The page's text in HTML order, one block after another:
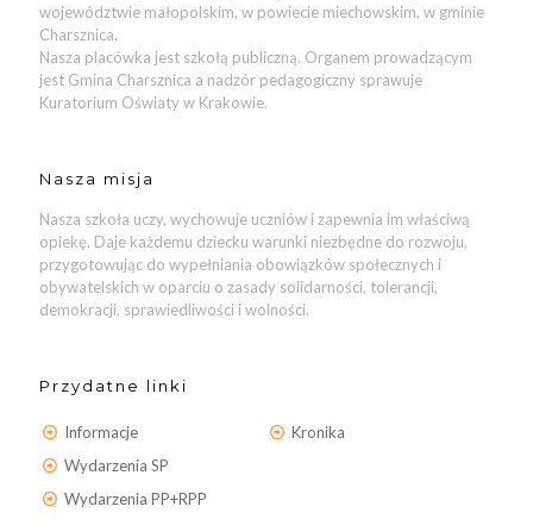
województwie małopolskim, w powiecie miechowskim, w gminie
Charsznica.
Nasza placówka jest szkołą publiczną. Organem prowadzącym
jest Gmina Charsznica a nadzór pedagogiczny sprawuje
Kuratorium Oświaty w Krakowie.
Nasza misja
Nasza szkoła uczy, wychowuje uczniów i zapewnia im właściwą
opiekę. Daje każdemu dziecku warunki niezbędne do rozwoju,
przygotowując do wypełniania obowiązków społecznych i
obywatelskich w oparciu o zasady solidarności, tolerancji,
demokracji, sprawiedliwości i wolności.
Przydatne linki
Informacje
Wydarzenia SP
Wydarzenia PP+RPP
Kronika